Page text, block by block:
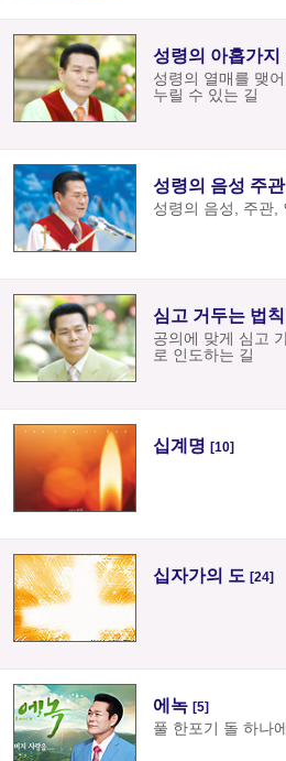
성령의 아홉가지
성령의 열매를 맺
누릴 수 있는 길
성령의 음성 주
성령의 음성, 주관,
심고 거두는 법칙
공의에 맞게 심고
로 인도하는 길
십계명 [10]
십자가의 도 [24]
에녹 [5]
풀 한포기 돌 하나